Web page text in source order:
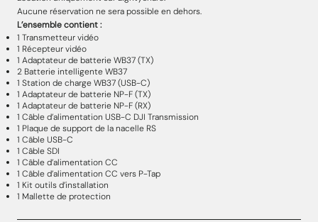
Aucune réservation ne sera possible en dehors.
L’ensemble contient :
1 Transmetteur vidéo
1 Récepteur vidéo
1 Adaptateur de batterie WB37 (TX)
2 Batterie intelligente WB37
1 Station de charge WB37 (USB-C)
1 Adaptateur de batterie NP-F (TX)
1 Adaptateur de batterie NP-F (RX)
1 Câble d’alimentation USB-C DJI Transmission
1 Plaque de support de la nacelle RS
1 Câble USB-C
1 Câble SDI
1 Câble d’alimentation CC
1 Câble d’alimentation CC vers P-Tap
1 Kit outils d’installation
1 Mallette de protection